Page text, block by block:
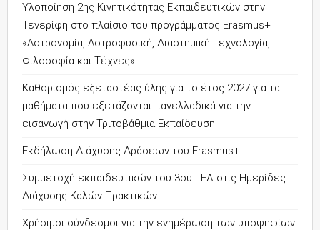
Υλοποίηση 2ης Κινητικότητας Εκπαιδευτικών στην
Τενερίφη στο πλαίσιο του προγράμματος Erasmus+
«Αστρονομία, Αστροφυσική, Διαστημική Τεχνολογία,
Φιλοσοφία και Τέχνες»
Καθορισμός εξεταστέας ύλης για το έτος 2027 για τα
μαθήματα που εξετάζονται πανελλαδικά για την
εισαγωγή στην Τριτοβάθμια Εκπαίδευση
Εκδήλωση Διάχυσης Δράσεων του Erasmus+
Συμμετοχή εκπαιδευτικών του 3ου ΓΕΛ στις Ημερίδες
Διάχυσης Καλών Πρακτικών
Χρήσιμοι σύνδεσμοι για την ενημέρωση των υποψηφίων